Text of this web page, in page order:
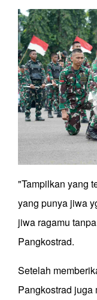
"Tampilkan yang
yang punya jiwa
jiwa ragamu
Pangkostrad.
Setelah
Pangkostrad juga